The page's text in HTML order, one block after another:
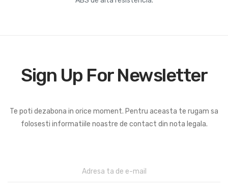
Sign Up For Newsletter
Te poti dezabona in orice moment. Pentru aceasta te rugam sa
folosesti informatiile noastre de contact din nota legala.